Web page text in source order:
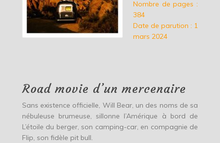
Nombre de pages :
384
Date de parution : 1
mars 2024
Road movie d’un mercenaire
Sans existence officielle, Will Bear, un des noms de sa
nébuleuse brumeuse, sillonne l’Amérique à bord de
L’étoile du berger, son camping-car, en compagnie de
Flip, son fidèle pit bull.